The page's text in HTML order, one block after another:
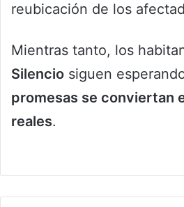
reubicación de los
Mientras tanto, los
Silencio siguen
promesas se conviertan
reales.